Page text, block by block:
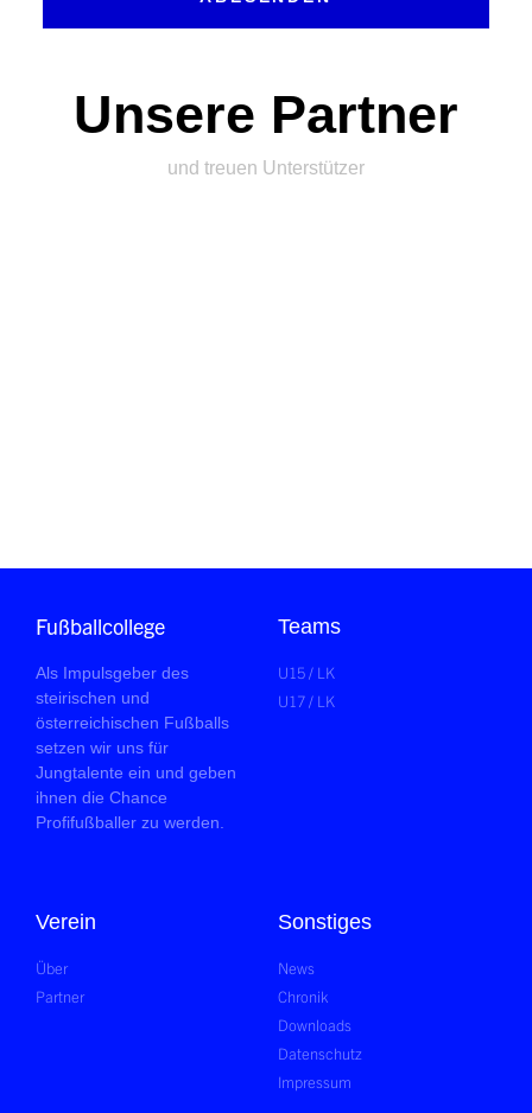
Unsere Partner
und treuen Unterstützer
Fußballcollege
Als Impulsgeber des
steirischen und
österreichischen Fußballs
setzen wir uns für
Jungtalente ein und geben
ihnen die Chance
Profifußballer zu werden.
Teams
U15 / LK
U17 / LK
Verein
Über
Partner
Sonstiges
News
Chronik
Downloads
Datenschutz
Impressum